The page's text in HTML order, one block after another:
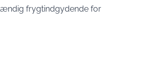
frygtindgydende for